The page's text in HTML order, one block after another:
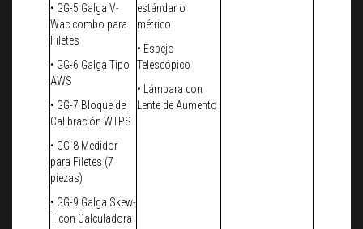
• GG-5 Galga V-
Wac combo para
Filetes
• GG-6 Galga Tipo
AWS
• GG-7 Bloque de
Calibración WTPS
• GG-8 Medidor
para Filetes (7
piezas)
• GG-9 Galga Skew-
T con Calculadora
estándar o
métrico
• Espejo
Telescópico
• Lámpara con
Lente de Aumento